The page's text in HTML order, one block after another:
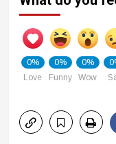
0%
Love
0%
Funny
0%
Wow